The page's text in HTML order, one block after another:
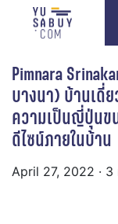
Pimnara
บางนา) บ้านเดี่
ความเป็นญี่ปุ่นข
ดีไซน์ภายในบ้าน
April 27, 2022 ·